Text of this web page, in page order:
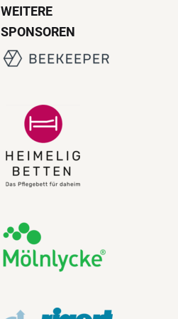
WEITERE
SPONSOREN